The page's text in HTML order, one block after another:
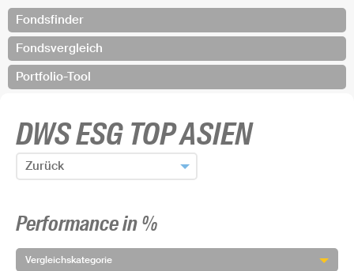
Fondsfinder
Fondsvergleich
Portfolio-Tool
DWS ESG TOP ASIEN
Zurück
Fonds hinzufügen und zurück
Performance in %
Vergleichskategorie